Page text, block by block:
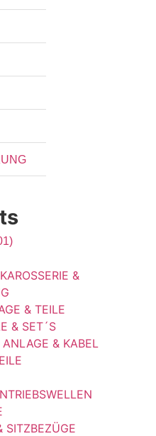
&
& TEILE
& SET´S
ANLAGE & KABEL
SITZBEZÜGE